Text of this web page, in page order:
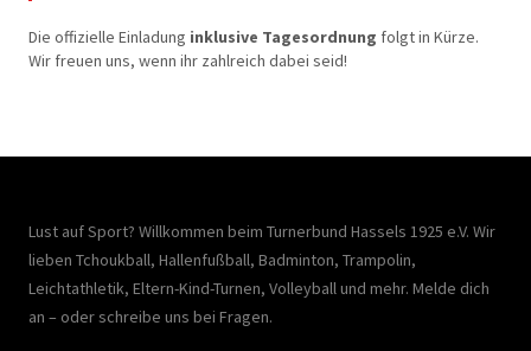
Die offizielle Einladung inklusive Tagesordnung folgt in Kürze.
Wir freuen uns, wenn ihr zahlreich dabei seid!
Lust auf Sport? Willkommen beim Turnerbund Hassels 1925 e.V. Wir
lieben Tchoukball, Hallenfußball, Badminton, Trampolin,
Leichtathletik, Eltern-Kind-Turnen, Volleyball und mehr. Melde dich
an – oder schreibe uns bei Fragen.